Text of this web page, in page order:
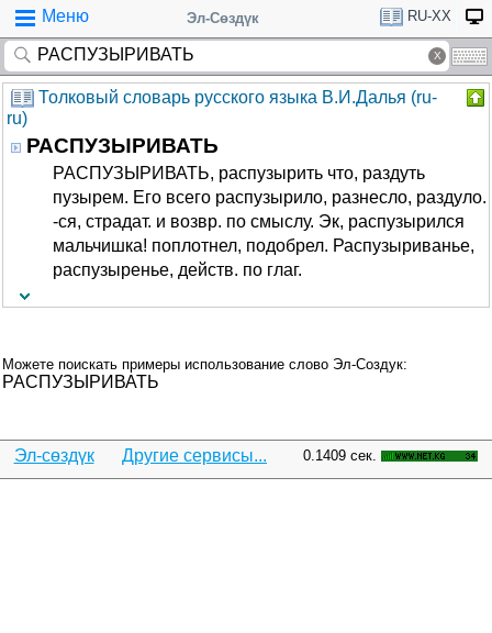
Меню Эл-Сөздүк RU-XX
Толковый словарь русского языка В.И.Далья (ru-
ru)
РАСПУЗЫРИВАТЬ
РАСПУЗЫРИВАТЬ, распузырить что, раздуть
пузырем. Его всего распузырило, разнесло, раздуло.
-ся, страдат. и возвр. по смыслу. Эк, распузырился
мальчишка! поплотнел, подобрел. Распузыриванье,
распузыренье, действ. по глаг.
Можете поискать примеры использование слово Эл-Создук:
РАСПУЗЫРИВАТЬ
Эл-сөздүк Другие сервисы... 0.1409 сек.